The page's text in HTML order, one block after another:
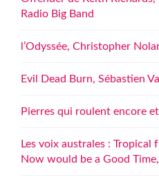
Radio Big Band
l’Odyssée, Christopher
Evil Dead Burn, Sébastien
Pierres qui roulent encore
Les voix australes :
Now would be a Good